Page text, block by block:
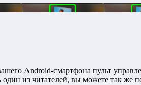
Android-смартфона пульт
из читателей, вы можете так